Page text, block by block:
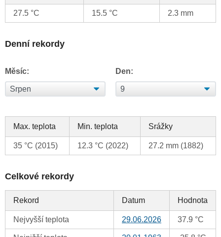
27.5 °C 15.5 °C 2.3 mm
Denní rekordy
Měsíc: Den:
Max. teplota Min. teplota Srážky
35 °C (2015) 12.3 °C (2022) 27.2 mm (1882)
Celkové rekordy
Rekord Datum Hodnota
Nejvyšší teplota 29.06.2026 37.9 °C